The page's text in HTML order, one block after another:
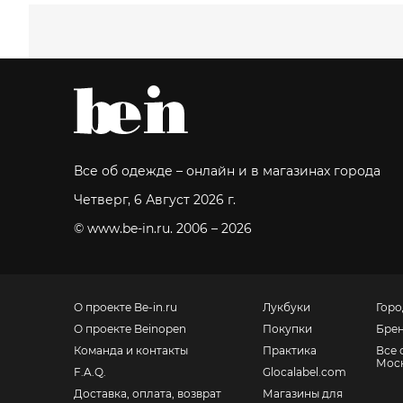
Все об одежде – онлайн и в магазинах города
Четверг, 6 Август 2026 г.
© www.be-in.ru. 2006 – 2026
О проекте Be-in.ru
О проекте Beinopen
Команда и контакты
F.A.Q.
Доставка, оплата, возврат
Лукбуки
Покупки
Практика
Glocalabel.com
Магазины для
Все